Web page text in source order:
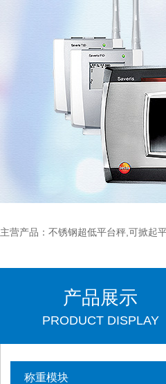
主营产品：不锈钢超低平台秤,可掀起
产品展示
PRODUCT DISPLAY
称重模块